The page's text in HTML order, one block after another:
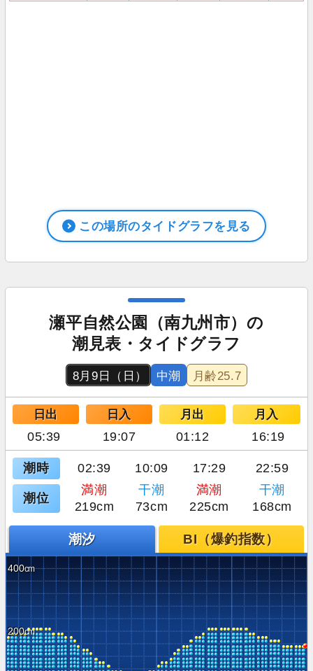
この場所のタイドグラフを見る
瀬平自然公園（南九州市）の
潮見表・タイドグラフ
8月9日（日） 中潮 月齢25.7
日出 日入 月出 月入
05:39 19:07 01:12 16:19
潮時 02:39 10:09 17:29 22:59
潮位
満潮 干潮 満潮
干潮
219cm
73cm 225cm 168cm
潮汐 BI（爆釣指数）
400
200